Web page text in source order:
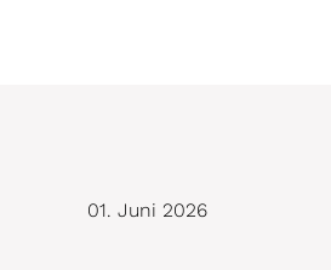
01. Juni 2026